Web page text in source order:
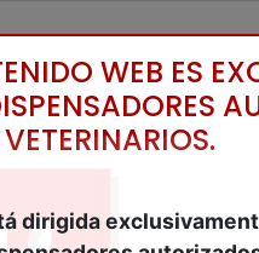
Inicio
WEB ES
dirigida